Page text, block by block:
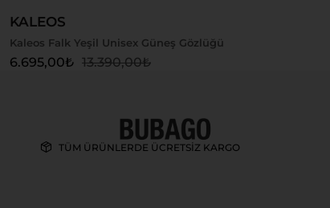
KALEOS
Kaleos Falk Yeşil Unisex Güneş Gözlüğü
13.390,00₺
6.695,00₺
TÜM ÜRÜNLERDE ÜCRETSİZ KARGO